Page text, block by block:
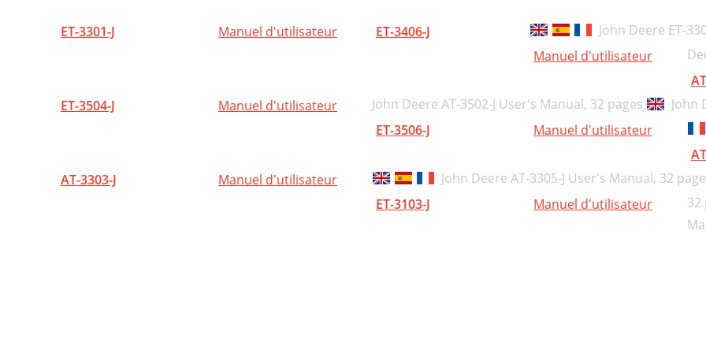
Mantenimiento
Operación
Especificaciones
ET-3301-J Manuel d'utilisateur John Deere ET-
ET-3406-J
Manuel d'utilisateur
John Deere AT-3502-J User's Manual, 32 pages
ET-3504-J Manuel d'utilisateur John
ET-3506-J
Manuel d'utilisateur
John Deere AT-3305-J User's Manual, 32
AT-3303-J Manuel d'utilisateur
32
ET-3103-J Manuel d'utilisateur